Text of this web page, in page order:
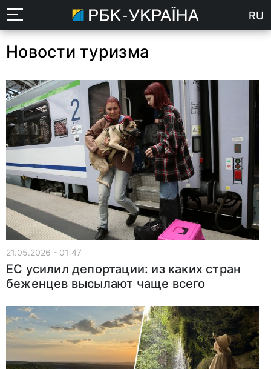
RU
Новости туризма
21.05.2026 - 01:47
ЕС усилил депортации: из каких стран
беженцев высылают чаще всего